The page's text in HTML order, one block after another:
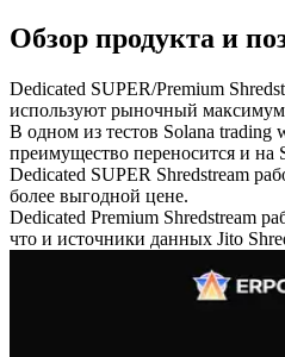
Обзор продукта и
Dedicated SUPER/Premium
используют рыночный максимум
В одном из тестов Solana trading
преимущество переносится и на
Dedicated SUPER Shredstream
более выгодной цене.
Dedicated Premium Shredstream
что и источники данных Jito